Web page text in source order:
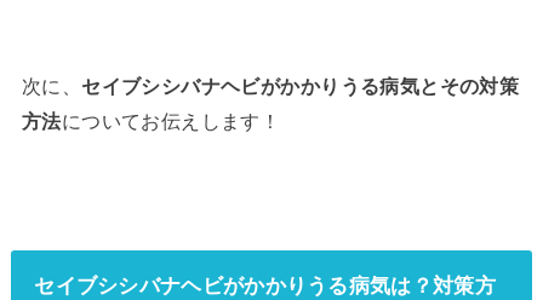
次に、 セイブシシバナヘビがかかりうる病気とその対策
方法についてお伝えします！
セイブシシバナヘビがかかりうる病気は？対策方